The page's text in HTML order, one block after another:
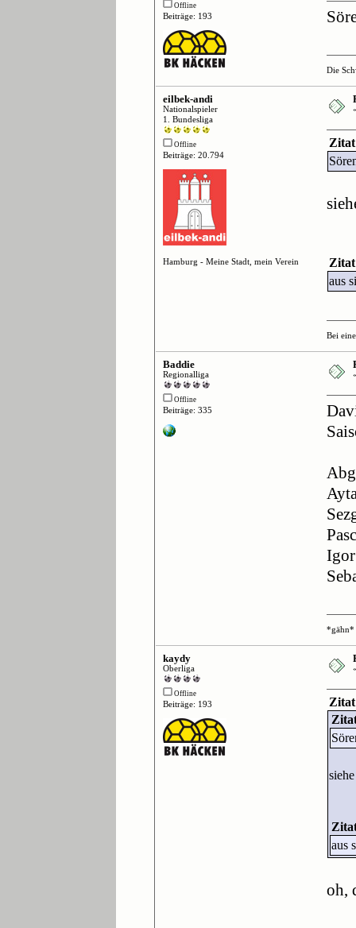
Offline
Beiträge: 193
Die
eilbek-andi
Nationalspieler
1. Bundesliga
Offline
Beiträge: 20.794
Hamburg - Meine Stadt, mein Verein
Zitat
Zitat
aus
Bei
Baddie
Regionalliga
Offline
Beiträge: 335
*gähn*
kaydy
Oberliga
Offline
Beiträge: 193
Zitat
aus
oh,